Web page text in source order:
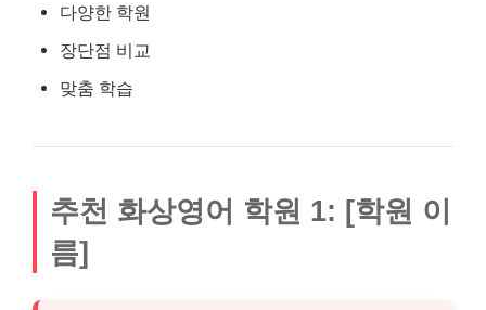
다양한 학원
장단점 비교
맞춤 학습
추천 화상영어 학원 1: [학원 이
름]